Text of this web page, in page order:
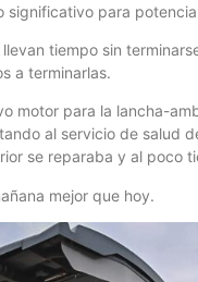
significativo para
tiempo sin
a terminarlas.
motor para la lancha-
al servicio de salud
se reparaba y al poco
mejor que hoy.